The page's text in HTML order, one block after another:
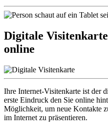
Digitale
online
Ihre Internet-Visitenkarte ist der
erste Eindruck den Sie online
Möglichkeit, um neue Kontakte
im Internet zu präsentieren.